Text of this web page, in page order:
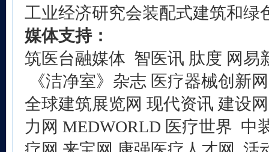
工业经济研究会装配式建筑和绿
媒体支持：
筑医台融媒体 智医讯 肽度 网易
《洁净室》杂志 医疗器械创新
全球建筑展览网 现代资讯 建设
力网 MEDWORLD 医疗世界 中